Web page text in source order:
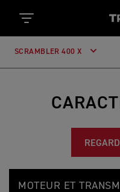
SCRAMBLER 400 X
MOTEUR ET